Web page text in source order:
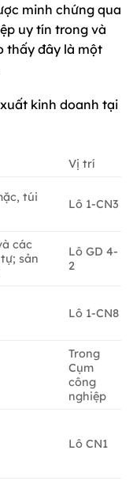
minh chứng qua
uy tín trong và
thấy đây là một
kinh doanh tại
Vị trí
túi
Lô 1-CN3
các
sản
Lô GD 4-
2
Lô 1-CN8
Trong
Cụm
công
nghiệp
Lô CN1